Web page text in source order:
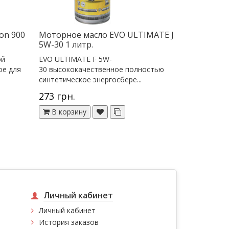
900
для
Моторное масло EVO ULTIMATE J
5W-30 1 литр.
EVO ULTIMATE F 5W-
30 высококачественное полностью
синтетическое энергосбере...
273 грн.
В корзину
Личный кабинет
Личный кабинет
История заказов